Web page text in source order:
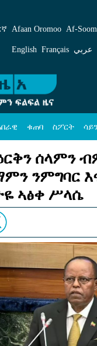
ሰላምን
Afaan Oromoo
English Français عربي
ቁጠባ ስፖርት
ዓለም ለኸዊ ዜናታትሰላምን
ንምግባር
ኣፅቀ ሥላሴ